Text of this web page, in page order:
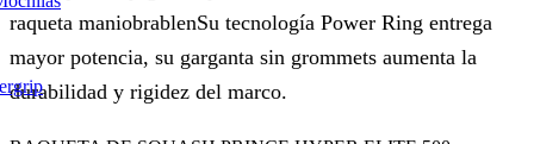
raqueta maniobrablenSu tecnología Power Ring entrega
mayor potencia, su garganta sin grommets aumenta la
durabilidad y rigidez del marco.